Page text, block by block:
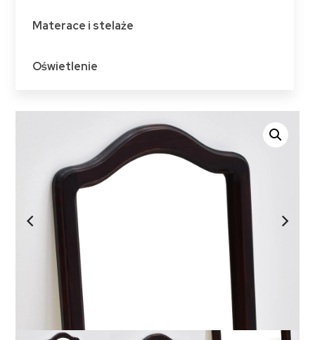
Materace i stelaże
Oświetlenie